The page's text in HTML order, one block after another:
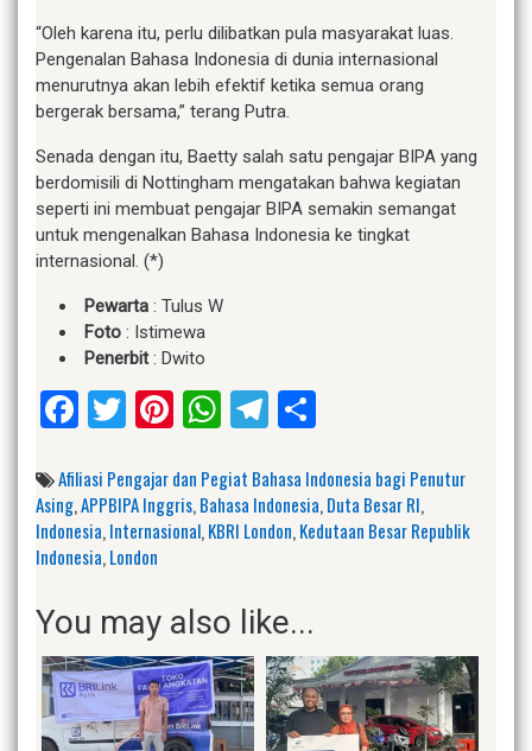
“Oleh karena itu, perlu dilibatkan pula masyarakat luas.
Pengenalan Bahasa Indonesia di dunia internasional
menurutnya akan lebih efektif ketika semua orang
bergerak bersama,” terang Putra.
Senada dengan itu, Baetty salah satu pengajar BIPA yang
berdomisili di Nottingham mengatakan bahwa kegiatan
seperti ini membuat pengajar BIPA semakin semangat
untuk mengenalkan Bahasa Indonesia ke tingkat
internasional. (*)
Pewarta : Tulus W
Foto : Istimewa
Penerbit: Dwito
Facebook
Twitter
Pinterest
WhatsApp
Telegram
Afiliasi Pengajar dan Pegiat Bahasa Indonesia bagi Penutur
Asing,APPBIPA Inggris,Bahasa Indonesia,Duta Besar RI,
Indonesia,Internasional,KBRI London,Kedutaan Besar Republik
Indonesia,London
You may also like...